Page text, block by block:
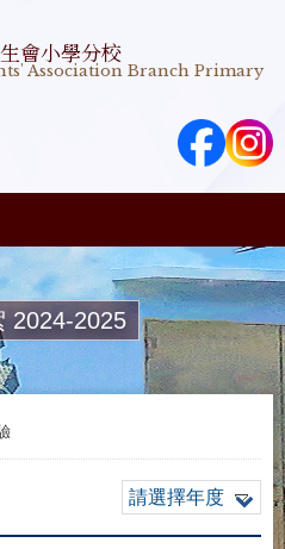
會小學分校
Association Branch Primary
2024-2025
請選擇年度